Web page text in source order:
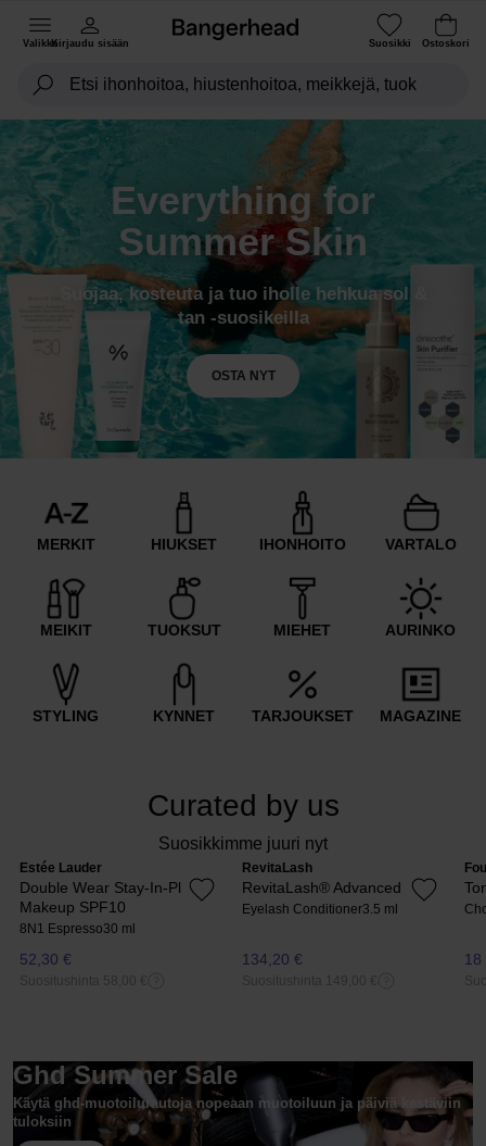
ValikkoKirjaudu sisään Suosikki Ostoskori
Everything for
Summer Skin
Suojaa, kosteuta ja tuo iholle hehkua sol &
tan -suosikeilla
OSTA NYT
MERKIT HIUKSET IHONHOITO VARTALO
MEIKIT TUOKSUT MIEHET AURINKO
STYLING KYNNET TARJOUKSET MAGAZINE
Curated by us
Suosikkimme juuri nyt
Estée Lauder
Double Wear Stay-In-Place
Makeup SPF10
8N1 Espresso30 ml
52,30 €
Suositushinta 58,00 €
RevitaLash
RevitaLash® Advanced
Eyelash Conditioner3.5 ml
134,20 €
Suositushinta 149,00 €
18
Ghd Summer Sale
Käytä ghd-muotoilurautoja nopeaan muotoiluun ja päiviä kestäviin
tuloksiin